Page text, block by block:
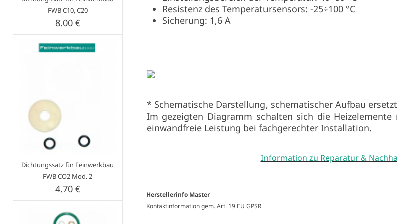
FWB C10, C20
8.00 €
Dichtungssatz für Feinwerkbau
FWB CO2 Mod. 2
4.70 €
Resistenz des Temperatursensors: -25÷100 °C
Sicherung: 1,6 A
* Schematische Darstellung, schematischer Aufbau
Im gezeigten Diagramm schalten sich die
einwandfreie Leistung bei fachgerechter Installation.
Information zu Reparatur &
Herstellerinfo Master
Kontaktinformation gem. Art. 19 EU GPSR